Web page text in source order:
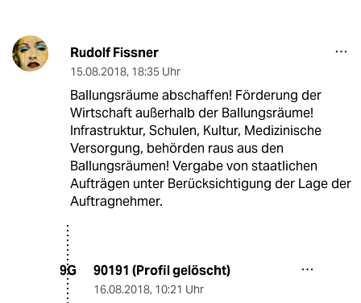
Rudolf Fissner
15.08.2018, 18:35 Uhr
Ballungsräume abschaffen! Förderung der
Wirtschaft außerhalb der Ballungsräume!
Infrastruktur, Schulen, Kultur, Medizinische
Versorgung, behörden raus aus den
Ballungsräumen! Vergabe von staatlichen
Aufträgen unter Berücksichtigung der Lage der
Auftragnehmer.
9G 90191 (Profil gelöscht)
16.08.2018, 10:21 Uhr